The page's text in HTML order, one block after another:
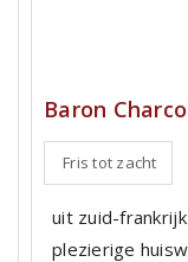
Baron
Fris tot zacht
uit zuid-frankrijk
plezierige